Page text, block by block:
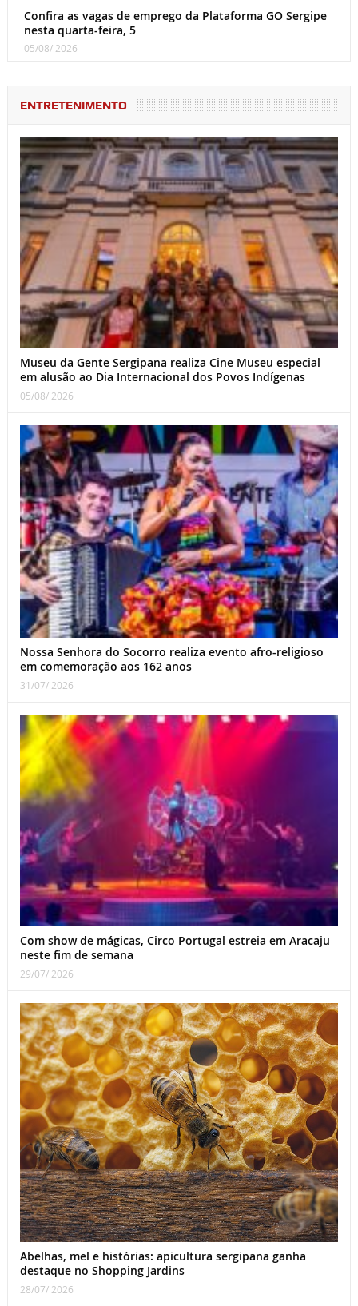
Confira as vagas de emprego da Plataforma GO Sergipe
nesta quarta-feira, 5
05/08/ 2026
ENTRETENIMENTO
Museu da Gente Sergipana realiza Cine Museu especial
em alusão ao Dia Internacional dos Povos Indígenas
05/08/ 2026
Nossa Senhora do Socorro realiza evento afro-religioso
em comemoração aos 162 anos
31/07/ 2026
Com show de mágicas, Circo Portugal estreia em Aracaju
neste fim de semana
29/07/ 2026
Abelhas, mel e histórias: apicultura sergipana ganha
destaque no Shopping Jardins
28/07/ 2026